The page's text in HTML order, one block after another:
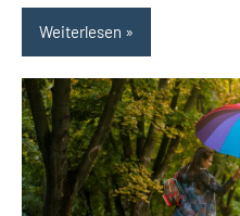
Weiterlesen